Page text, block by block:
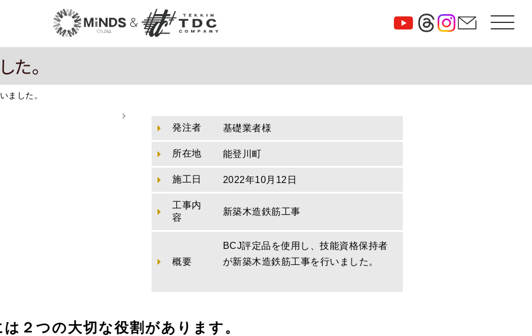
。
ました。
発注者 基礎業者様
所在地 能登川町
施工日 2022年10月12日
工事内
容
新築木造鉄筋工事
概要
BCJ評定品を使用し、技能資格保持者
が新築木造鉄筋工事を行いました。
２つの大切な役割があります。